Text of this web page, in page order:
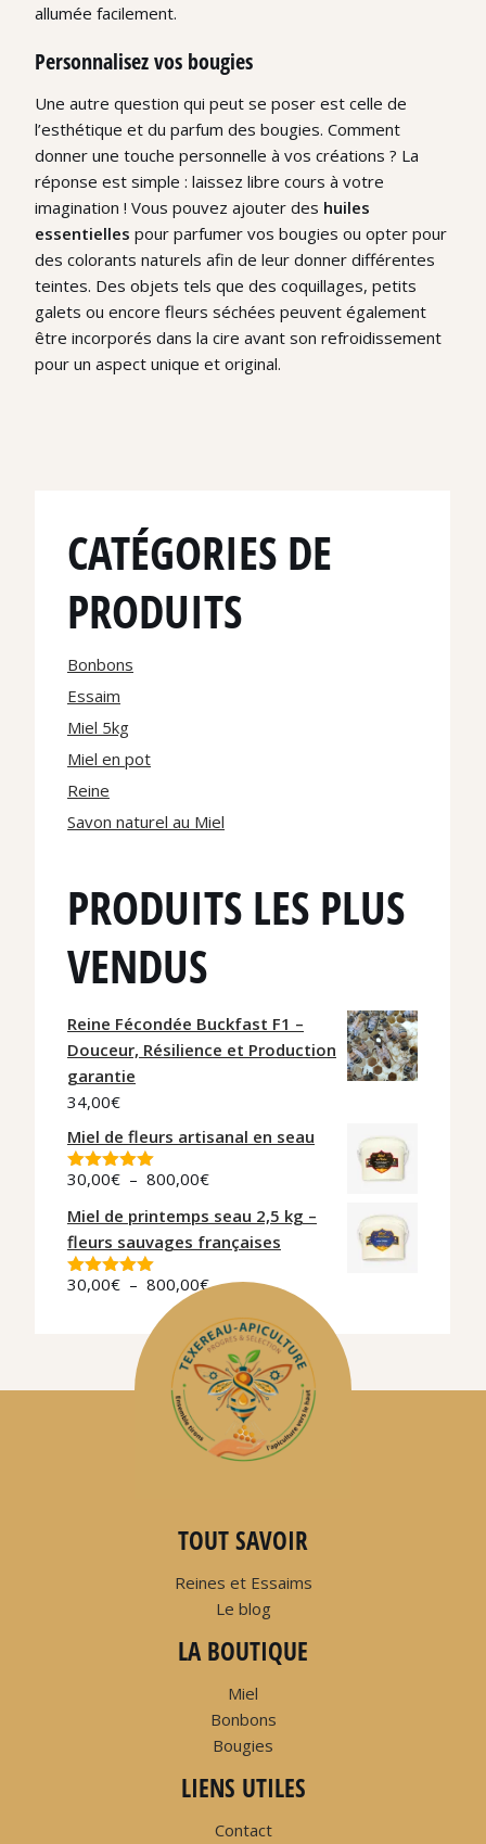
allumée facilement.
Personnalisez vos bougies
Une autre question qui peut se poser est celle de
l’esthétique et du parfum des bougies. Comment
donner une touche personnelle à vos créations ? La
réponse est simple : laissez libre cours à votre
imagination ! Vous pouvez ajouter des huiles
essentielles pour parfumer vos bougies ou opter pour
des colorants naturels afin de leur donner différentes
teintes. Des objets tels que des coquillages, petits
galets ou encore fleurs séchées peuvent également
être incorporés dans la cire avant son refroidissement
pour un aspect unique et original.
CATÉGORIES DE
PRODUITS
Bonbons
Essaim
Miel 5kg
Miel en pot
Reine
Savon naturel au Miel
PRODUITS LES PLUS
VENDUS
Reine Fécondée Buckfast F1 –
Douceur, Résilience et Production
garantie
34,00€
Miel de fleurs artisanal en seau
Note5.00
30,00€ – 800,00€
Miel de printemps seau 2,5 kg –
fleurs sauvages françaises
Note5.00
30,00€ – 800,00€
TOUT SAVOIR
Reines et Essaims
Le blog
LA BOUTIQUE
Miel
Bonbons
Bougies
LIENS UTILES
Contact